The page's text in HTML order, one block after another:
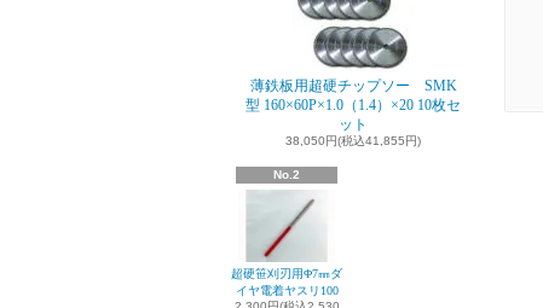
薄鉄板用超硬チップソー SMK
型 160×60P×1.0（1.4）×20 10枚セ
ット
38,050円(税込41,855円)
No.2
超硬笹刈刃用Φ7㎜ダ
イヤ電着ヤスリ100